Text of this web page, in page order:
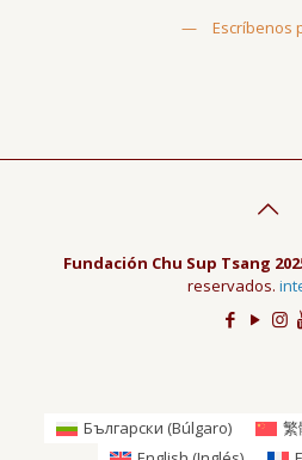
—
Escríbenos
Fundación Chu Sup Tsang
reservados.
Български (Búlgaro) 繁